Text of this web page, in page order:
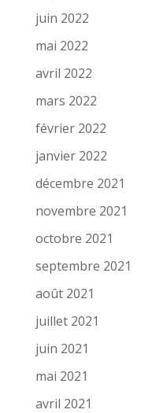
juin 2022
mai 2022
avril 2022
mars 2022
février 2022
janvier 2022
décembre 2021
novembre 2021
octobre 2021
septembre 2021
août 2021
juillet 2021
juin 2021
mai 2021
avril 2021